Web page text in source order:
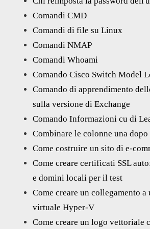
Comandi CMD
Comandi di file su Linux
Comandi NMAP
Comandi Whoami
Comando Cisco Switch Model
Comando di apprendimento
sulla versione di Exchange
Comando Informazioni cu di
Combinare le colonne una
Come costruire un sito di e-
Come creare certificati SSL
e domini locali per il test
Come creare un collegamento a
virtuale Hyper-V
Come creare un logo vettoriale